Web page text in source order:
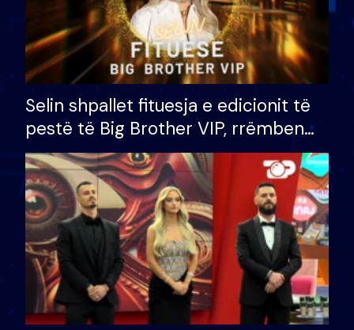
Selin shpallet fituesja e edicionit të
pestë të Big Brother VIP, rrëmben
çmimin e madh prej 100 mijë eurosh